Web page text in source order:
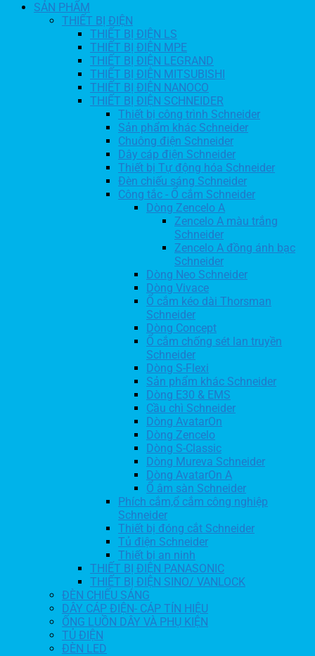
SẢN PHẨM
THIẾT BỊ ĐIỆN
THIẾT BỊ ĐIỆN LS
THIẾT BỊ ĐIỆN MPE
THIẾT BỊ ĐIỆN LEGRAND
THIẾT BỊ ĐIỆN MITSUBISHI
THIẾT BỊ ĐIỆN NANOCO
THIẾT BỊ ĐIỆN SCHNEIDER
Thiết bị công trình Schneider
Sản phẩm khác Schneider
Chuông điện Schneider
Dây cáp điện Schneider
Thiết bị Tự động hóa Schneider
Đèn chiếu sáng Schneider
Công tắc - Ổ cắm Schneider
Dòng Zencelo A
Zencelo A màu trắng
Schneider
Zencelo A đồng ánh bạc
Schneider
Dòng Neo Schneider
Dòng Vivace
Ổ cắm kéo dài Thorsman
Schneider
Dòng Concept
Ổ cắm chống sét lan truyền
Schneider
Dòng S-Flexi
Sản phẩm khác Schneider
Dòng E30 & EMS
Cầu chì Schneider
Dòng AvatarOn
Dòng Zencelo
Dòng S-Classic
Dòng Mureva Schneider
Dòng AvatarOn A
Ổ âm sàn Schneider
Phích cắm,ổ cắm công nghiệp
Schneider
Thiết bị đóng cắt Schneider
Tủ điện Schneider
Thiết bị an ninh
THIẾT BỊ ĐIỆN PANASONIC
THIẾT BỊ ĐIỆN SINO/ VANLOCK
ĐÈN CHIẾU SÁNG
DÂY CÁP ĐIỆN- CÁP TÍN HIỆU
ỐNG LUỒN DÂY VÀ PHỤ KIỆN
TỦ ĐIỆN
ĐÈN LED